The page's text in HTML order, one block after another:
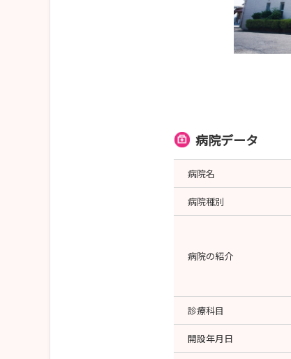
病院データ
病院名
病院種別
病院の紹介
診療科目
開設年月日